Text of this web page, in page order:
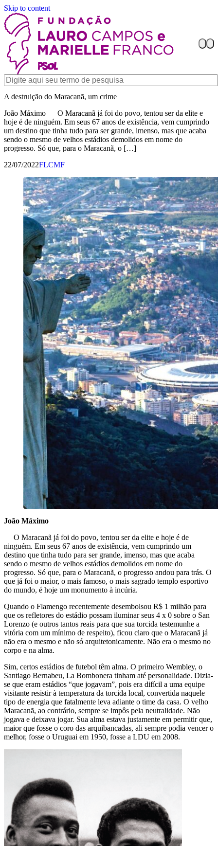
Skip to content
A destruição do Maracanã, um crime
João Máximo O Maracanã já foi do povo, tentou ser da elite e
hoje é de ninguém. Em seus 67 anos de existência, vem cumprindo
um destino que tinha tudo para ser grande, imenso, mas que acaba
sendo o mesmo de velhos estádios demolidos em nome do
progresso. Só que, para o Maracanã, o […]
22/07/2022FLCMF
João Máximo
O Maracanã já foi do povo, tentou ser da elite e hoje é de
ninguém. Em seus 67 anos de existência, vem cumprindo um
destino que tinha tudo para ser grande, imenso, mas que acaba
sendo o mesmo de velhos estádios demolidos em nome do
progresso. Só que, para o Maracanã, o progresso andou para trás. O
que já foi o maior, o mais famoso, o mais sagrado templo esportivo
do mundo, é hoje um monumento à incúria.
Quando o Flamengo recentemente desembolsou R$ 1 milhão para
que os refletores do estádio possam iluminar seus 4 x 0 sobre o San
Lorenzo (e outros tantos reais para que sua torcida testemunhe a
vitória com um mínimo de respeito), ficou claro que o Maracanã já
não era o mesmo e não só arquitetonicamente. Não era o mesmo no
corpo e na alma.
Sim, certos estádios de futebol têm alma. O primeiro Wembley, o
Santiago Bernabeu, La Bombonera tinham até personalidade. Dizia-
se que eram estádios “que jogavam”, pois era difícil a uma equipe
visitante resistir à temperatura da torcida local, convertida naquele
tipo de energia que fatalmente leva adiante o time da casa. O velho
Maracanã, ao contrário, sempre se impôs pela neutralidade. Não
jogava e deixava jogar. Sua alma estava justamente em permitir que,
maior que fosse o coro das arquibancadas, ali sempre podia vencer o
melhor, fosse o Uruguai em 1950, fosse a LDU em 2008.